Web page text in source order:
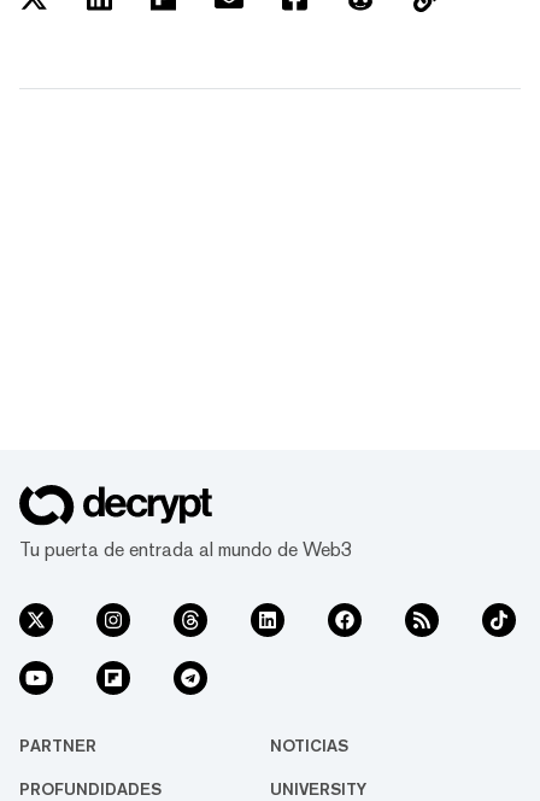
Tu puerta de entrada al mundo de Web3
PARTNER NOTICIAS
PROFUNDIDADES UNIVERSITY